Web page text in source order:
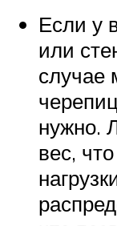
Если у
или
случае
нужно.
вес,